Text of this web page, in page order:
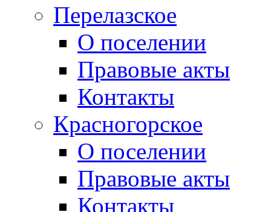
Перелазское
О поселении
Правовые акты
Контакты
Красногорское
О поселении
Правовые акты
Контакты